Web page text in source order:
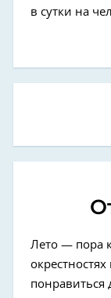
в сутки на
Лето — пора
понравиться